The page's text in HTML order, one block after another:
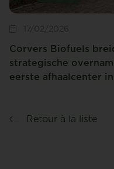
Corvers Biofuels
strategische
eerste afhaalcenter
Retour à la liste